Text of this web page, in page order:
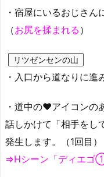
・宿屋にいるおじさん
（お尻を揉まれる ）
リツゼンセンの山
・入口から道なりに進
・道中の❤︎アイコンの
話しかけて「相手をし
発生します。（1回目）
⇒Hシーン「ディエゴ